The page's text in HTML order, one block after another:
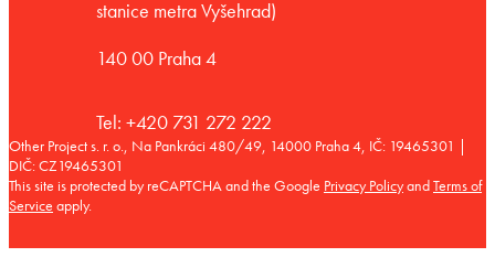
stanice metra Vyšehrad)
140 00 Praha 4
Tel: +420 731 272 222
Other Project s. r. o., Na Pankráci 480/49, 14000 Praha 4, IČ: 19465301 |
DIČ: CZ19465301
This site is protected by reCAPTCHA and the Google Privacy PolicyandTerms of
Service apply.